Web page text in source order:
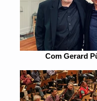
Com Gerard